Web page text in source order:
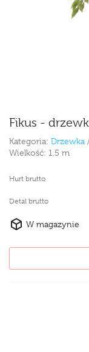
Fikus -
Kategoria: Drzewka
Wielkość: 1,5 m
Hurt brutto
Detal brutto
W magazynie